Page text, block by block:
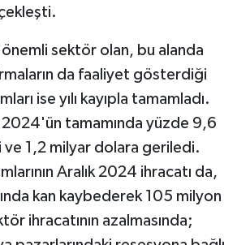
önemli sektör olan, bu alanda
da faaliyet gösterdiği
ise yılı kayıpla tamamladı.
tamamında yüzde 9,6
1,2 milyar dolara geriledi.
Aralık 2024 ihracatı da,
kan kaybederek 105 milyon
ihracatının azalmasında;